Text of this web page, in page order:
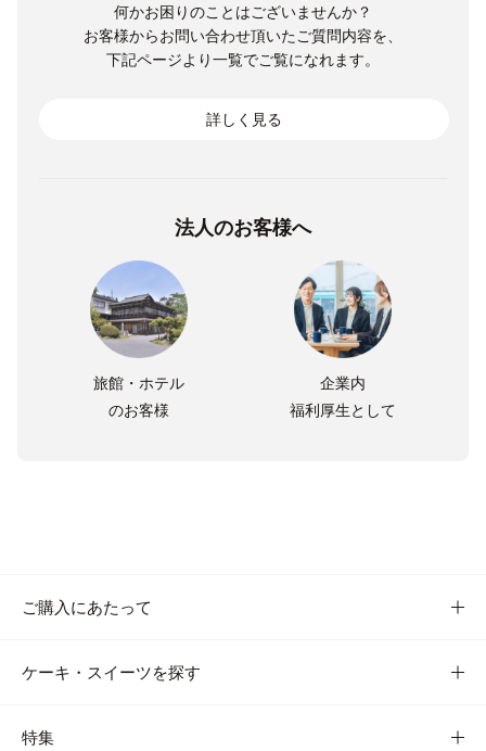
何かお困りのことはございませんか？
お客様からお問い合わせ頂いたご質問内容を、
下記ページより一覧でご覧になれます。
詳しく見る
法人のお客様へ
旅館・ホテル
のお客様
企業内
福利厚生として
ご購入にあたって
ケーキ・スイーツを探す
特集